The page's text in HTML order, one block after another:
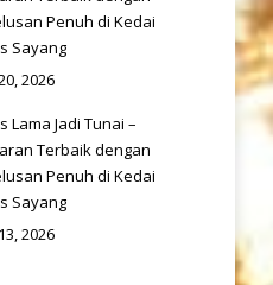
Penuh di Kedai
Sayang
2026
Lama Jadi Tunai –
Terbaik dengan
Penuh di Kedai
Sayang
2026